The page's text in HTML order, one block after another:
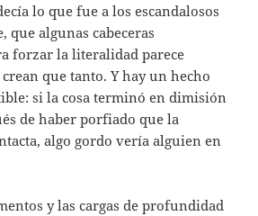
lo que fue a los escandalosos
que algunas cabeceras
forzar la literalidad parece
que tanto. Y hay un hecho
si la cosa terminó en dimisión
de haber porfiado que la
algo gordo vería alguien en
y las cargas de profundidad